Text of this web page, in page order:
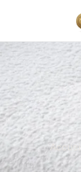
Accueil